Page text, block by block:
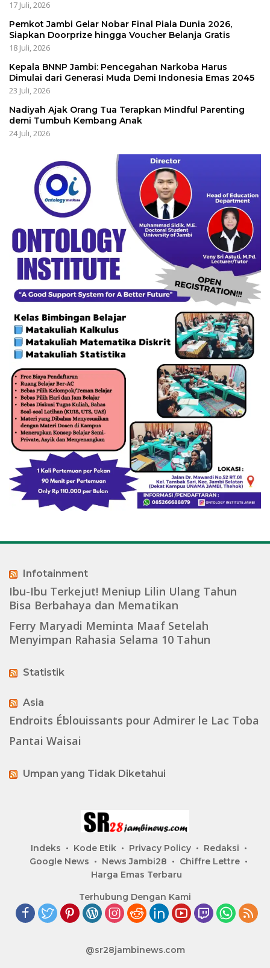
17 Juli, 2026
Pemkot Jambi Gelar Nobar Final Piala Dunia 2026,
Siapkan Doorprize hingga Voucher Belanja Gratis
18 Juli, 2026
Kepala BNNP Jambi: Pencegahan Narkoba Harus
Dimulai dari Generasi Muda Demi Indonesia Emas 2045
23 Juli, 2026
Nadiyah Ajak Orang Tua Terapkan Mindful Parenting
demi Tumbuh Kembang Anak
24 Juli, 2026
Infotainment
Ibu-Ibu Terkejut! Meniup Lilin Ulang Tahun
Bisa Berbahaya dan Mematikan
Ferry Maryadi Meminta Maaf Setelah
Menyimpan Rahasia Selama 10 Tahun
Statistik
Asia
Endroits Éblouissants pour Admirer le Lac Toba
Pantai Waisai
Umpan yang Tidak Diketahui
Indeks Kode Etik Privacy Policy
Redaksi
Google News
News Jambi28
Chiffre Lettre
Harga Emas Terbaru
Terhubung Dengan Kami
@sr28jambinews.com